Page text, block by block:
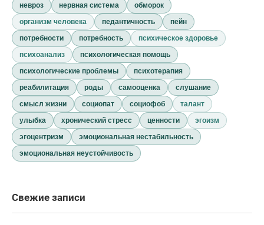
невроз
нервная система
обморок
организм человека
педантичность
пейн
потребности
потребность
психическое здоровье
психоанализ
психологическая помощь
психологические проблемы
психотерапия
реабилитация
роды самооценка
слушание
смысл жизни
социопат социофоб
талант
улыбка
хронический стресс ценности
эгоизм
эгоцентризм
эмоциональная нестабильность
эмоциональная неустойчивость
Свежие записи